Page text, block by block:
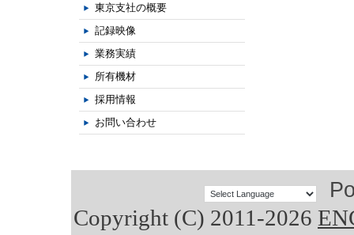
東京支社の概要
記録映像
業務実績
所有機材
採用情報
お問い合わせ
Copyright (C) 2011-2026